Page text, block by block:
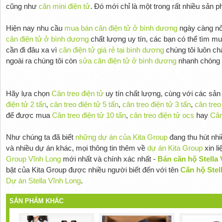
cũng như cân mini điện tử. Đó mới chỉ là một trong rất nhiều sản
Hiện nay nhu cầu mua bán cân điện tử ở bình dươngngày càng
cân điện tử ở bình dươngchất lượng uy tín, các bạn có thể tìm
cần đi đâu xa vì cân điện tử giá rẻ tại bình dươngchúng tôi luôn
ngoài ra chúng tôi còn sửa cân điện tử ở bình dươngnhanh chóng
Hãy lựa chọn Cân treo điện tửuy tín chất lượng, cùng với các
điện tử 2 tấn, cân treo điện tử 5 tấn, cân treo điện tử 3 tấn, cân
để được mua Cân treo điện tử 10 tấn, cân treo điện tử ocs hay
Như chúng ta đã biết những dự án của Kita Groupđang thu hút
và nhiều dự án khác, mọi thông tin thêm về dự án Kita Groupxin
Group Vĩnh Longmới nhất và chính xác nhất - Bán căn hộ Stella
bật của Kita Group được nhiều người biết đến với tên Căn hộ
Dự án Stella Vĩnh Long.
SẢN PHẨM KHÁC